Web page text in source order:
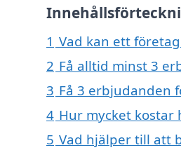
1 Vad kan ett
2 Få alltid minst 3
3 Få 3 erbjudanden
4 Hur mycket kostar
5 Vad hjälper till att